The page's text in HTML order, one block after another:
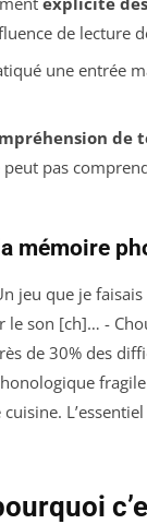
de lecture
une entrée
de
pas
mémoire
jeu que je faisais
le son [ch]… -
de 30% des